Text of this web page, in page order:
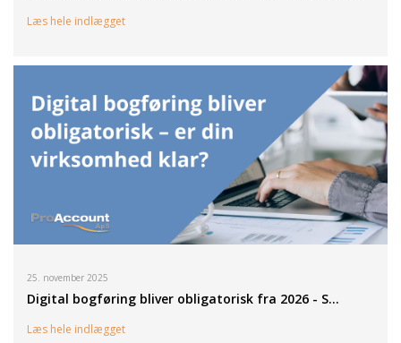
Læs hele indlægget
25. november 2025
Digital bogføring bliver obligatorisk fra 2026 - S…
Læs hele indlægget